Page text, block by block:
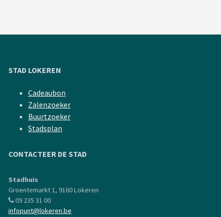
STAD LOKEREN
Cadeaubon
Zalenzoeker
Buurtzoeker
Stadsplan
CONTACTEER DE STAD
Stadhuis
Groentemarkt 1, 9160 Lokeren
09 235 31 00
infopunt@lokeren.be